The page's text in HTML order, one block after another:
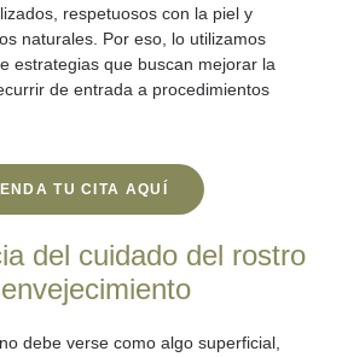
respetuosos con la piel y
naturales. Por eso, lo utilizamos
estrategias que buscan mejorar la
de entrada a procedimientos
TU CITA AQUÍ
del cuidado del rostro
debe verse como algo superficial,